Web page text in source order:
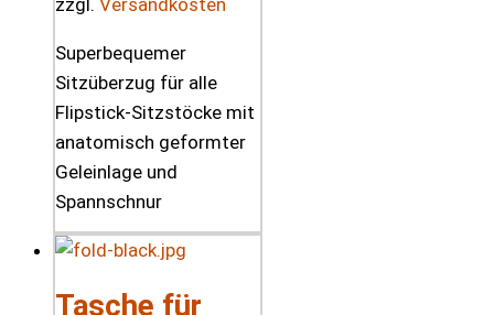
Superbequemer
Sitzüberzug für alle
Flipstick-Sitzstöcke mit
anatomisch geformter
Geleinlage und
Spannschnur
Tasche für